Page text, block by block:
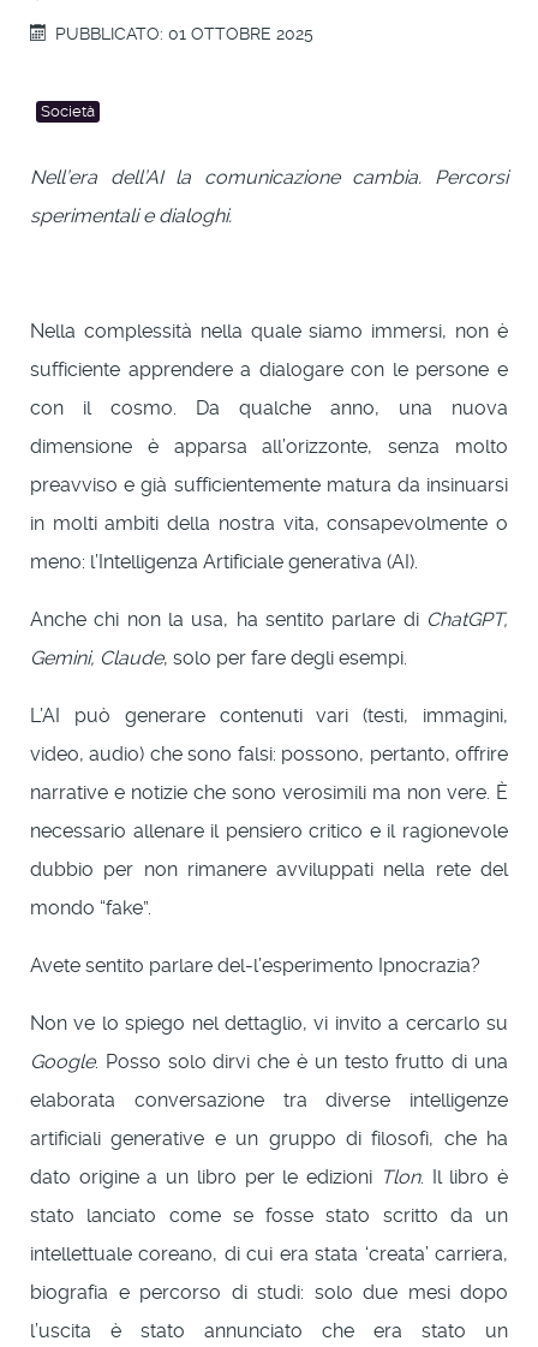
PUBBLICATO: 01 OTTOBRE 2025
Società
Nell’era dell’AI la comunicazione cambia. Percorsi
sperimentali e dialoghi.
Nella complessità nella quale siamo immersi, non è
sufficiente apprendere a dialogare con le persone e
con il cosmo. Da qualche anno, una nuova
dimensione è apparsa all’orizzonte, senza molto
preavviso e già sufficientemente matura da insinuarsi
in molti ambiti della nostra vita, consapevolmente o
meno: l’Intelligenza Artificiale generativa (AI).
Anche chi non la usa, ha sentito parlare di ChatGPT,
Gemini, Claude, solo per fare degli esempi.
L’AI può generare contenuti vari (testi, immagini,
video, audio) che sono falsi: possono, pertanto, offrire
narrative e notizie che sono verosimili ma non vere. È
necessario allenare il pensiero critico e il ragionevole
dubbio per non rimanere avviluppati nella rete del
mondo “fake”.
Avete sentito parlare del-l’esperimento Ipnocrazia?
Non ve lo spiego nel dettaglio, vi invito a cercarlo su
Google. Posso solo dirvi che è un testo frutto di una
elaborata conversazione tra diverse intelligenze
artificiali generative e un gruppo di filosofi, che ha
dato origine a un libro per le edizioni Tlon. Il libro è
stato lanciato come se fosse stato scritto da un
intellettuale coreano, di cui era stata ‘creata’ carriera,
biografia e percorso di studi: solo due mesi dopo
l’uscita è stato annunciato che era stato un